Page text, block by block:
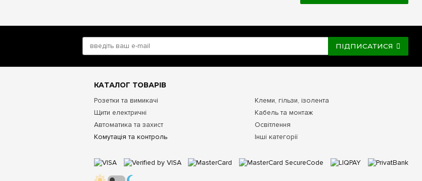
ПІДПИСАТИСЯ
КАТАЛОГ ТОВАРІВ
Розетки та вимикачі
Щити електричні
Автоматика та захист
Комутація та контроль
Клеми, гільзи, ізолента
Кабель та монтаж
Освітлення
Інші категорії